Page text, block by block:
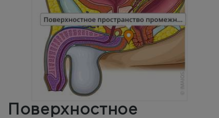
Поверхностное